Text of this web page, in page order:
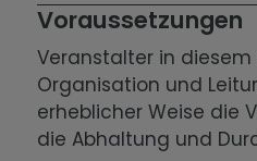
Voraussetzungen
Veranstalter in diesem
Organisation und
erheblicher Weise die
die Abhaltung und